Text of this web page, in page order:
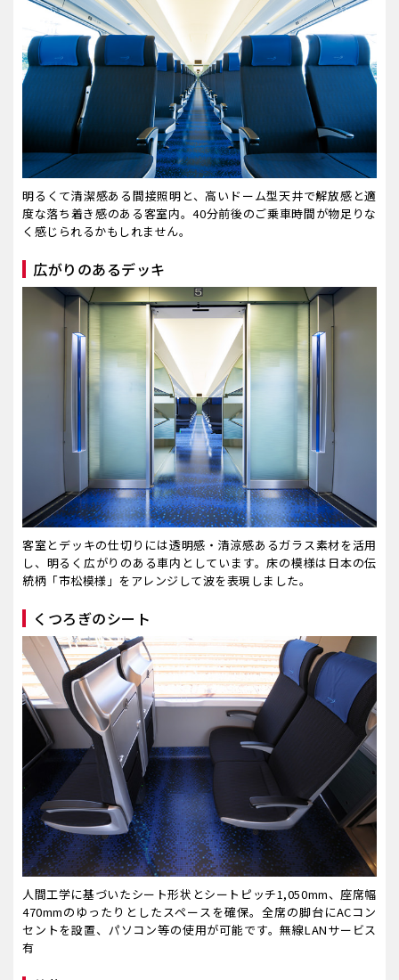
明るくて清潔感ある間接照明と、高いドーム型天井で解放感と適
度な落ち着き感のある客室内。40分前後のご乗車時間が物足りな
く感じられるかもしれません。
広がりのあるデッキ
客室とデッキの仕切りには透明感・清涼感あるガラス素材を活用
し、明るく広がりのある車内としています。床の模様は日本の伝
統柄「市松模様」をアレンジして波を表現しました。
くつろぎのシート
人間工学に基づいたシート形状とシートピッチ1,050mm、座席幅
470mmのゆったりとしたスペースを確保。全席の脚台にACコン
セントを設置、パソコン等の使用が可能です。無線LANサービス
有